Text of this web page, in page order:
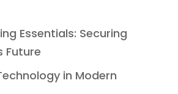
Essentials: Securing
Future
in Modern